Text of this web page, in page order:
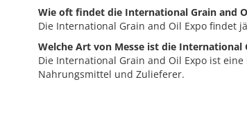
Wie oft findet die International Grain and
Die International Grain and Oil Expo findet
Welche Art von Messe ist die International
Die International Grain and Oil Expo ist
Nahrungsmittel und Zulieferer.